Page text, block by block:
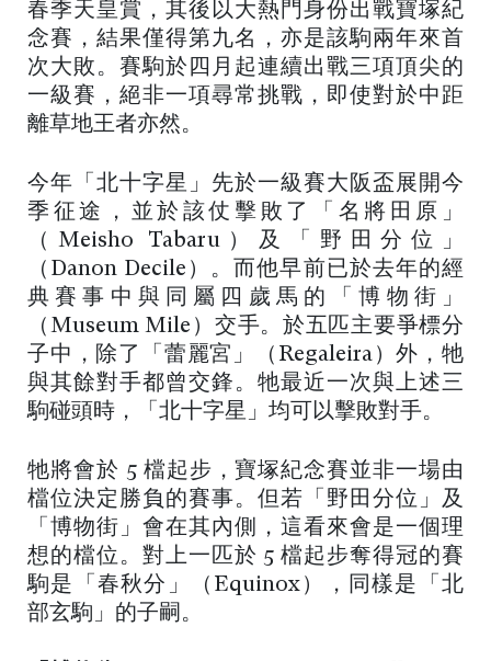
春季天皇賞，其後以大熱門身份出戰寶塚紀
念賽，結果僅得第九名，亦是該駒兩年來首
次大敗。賽駒於四月起連續出戰三項頂尖的
一級賽，絕非一項尋常挑戰，即使對於中距
離草地王者亦然。
今年「北十字星」先於一級賽大阪盃展開今
季征途，並於該仗擊敗了「名將田原」
（Meisho Tabaru）及「野田分位」
（Danon Decile）。而他早前已於去年的經
典賽事中與同屬四歲馬的「博物街」
（Museum Mile）交手。於五匹主要爭標分
子中，除了「蕾麗宮」（Regaleira）外，牠
與其餘對手都曾交鋒。牠最近一次與上述三
駒碰頭時，「北十字星」均可以擊敗對手。
牠將會於 5 檔起步，寶塚紀念賽並非一場由
檔位決定勝負的賽事。但若「野田分位」及
「博物街」會在其內側，這看來會是一個理
想的檔位。對上一匹於 5 檔起步奪得冠的賽
駒是「春秋分」（Equinox），同樣是「北
部玄駒」的子嗣。